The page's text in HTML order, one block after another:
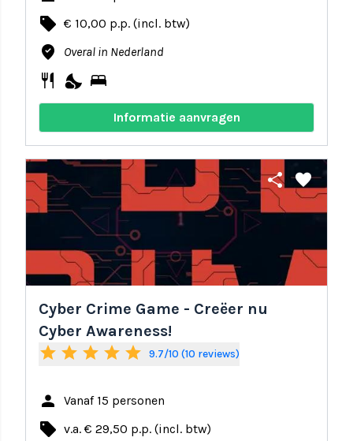
local_offer € 10,00 p.p. (incl. btw)
where_to_vote Overal in Nederland
restaurant nights_stay bed
Informatie aanvragen
share favorite
Cyber Crime Game - Creëer nu
Cyber Awareness!
star star star star star 9.7/10 (10 reviews)
person Vanaf 15 personen
local_offer v.a. € 29,50 p.p. (incl. btw)